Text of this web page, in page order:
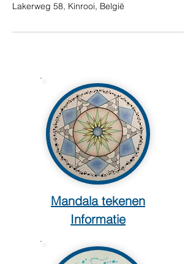
Lakerweg 58, Kinrooi, België
Mandala tekenen
Informatie